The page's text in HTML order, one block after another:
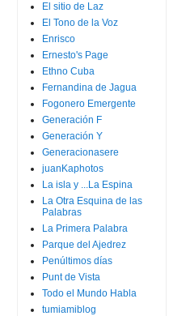
El sitio de Laz
El Tono de la Voz
Enrisco
Ernesto's Page
Ethno Cuba
Fernandina de Jagua
Fogonero Emergente
Generación F
Generación Y
Generacionasere
juanKaphotos
La isla y ...La Espina
La Otra Esquina de las
Palabras
La Primera Palabra
Parque del Ajedrez
Penúltimos días
Punt de Vista
Todo el Mundo Habla
tumiamiblog